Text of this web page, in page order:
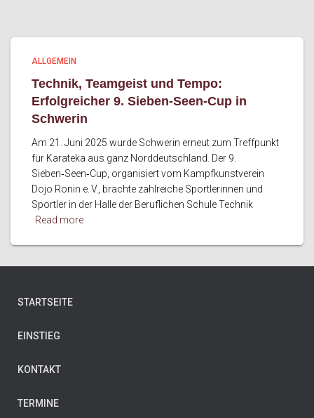
ALLGEMEIN
Technik, Teamgeist und Tempo:
Erfolgreicher 9. Sieben‑Seen‑Cup in
Schwerin
Am 21. Juni 2025 wurde Schwerin erneut zum Treffpunkt
für Karateka aus ganz Norddeutschland. Der 9.
Sieben‑Seen‑Cup, organisiert vom Kampfkunstverein
Dojo Ronin e. V., brachte zahlreiche Sportlerinnen und
Sportler in der Halle der Beruflichen Schule Technik
Read more
STARTSEITE
EINSTIEG
KONTAKT
TERMINE